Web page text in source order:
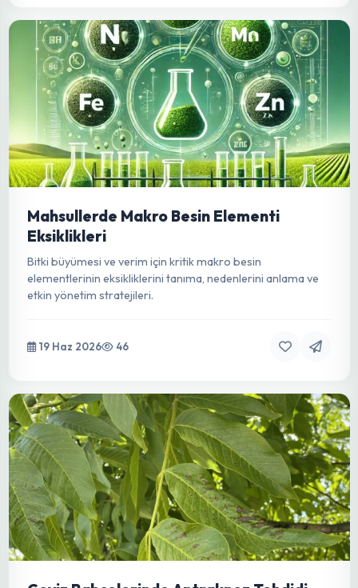
Düşmanı
Akdeniz Meyve Sineği'nin biyolojisi, neden olduğu zararlar
ve entegre mücadele yöntemleri hakkında kapsamlı bir
rehber. Bahçelerinizi koruyun!
19 Haz 2026 325
Eksiklikleri
Bitki büyümesi ve verim için kritik makro besin
elementlerinin eksikliklerini tanıma, nedenlerini anlama ve
etkin yönetim stratejileri.
19 Haz 2026 46